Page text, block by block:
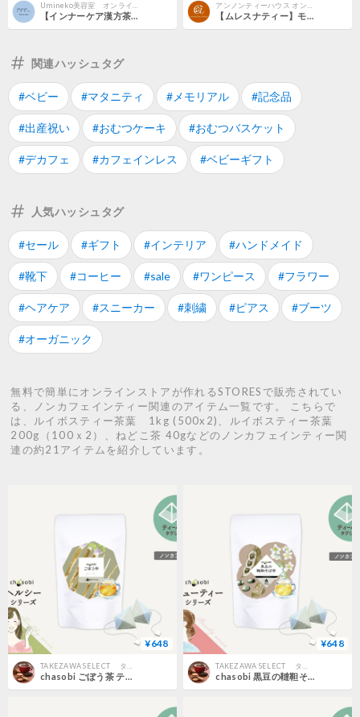
関連ハッシュタグ
#ベビー #マタニティ #メモリアル #記念品
#出産祝い #おむつケーキ #おむつバスケット
#デカフェ #カフェインレス #ベビーギフト
人気ハッシュタグ
#セール #ギフト #インテリア #ハンドメイド
#靴下 #コーヒー #sale #ワンピース #フラワー
#ヘアケア #スニーカー #刺繍 #ピアス #ブーツ
#オーガニック
無料で簡単にオンラインストアが作れるSTORESで販売されてい
る、ノンカフェインティー関連のアイテム一覧です。 こちらで
は、ルイボスティー茶葉 1kg (500x2)、ルイボスティー茶葉
200g（100ｘ2）、ねどこ茶 40gなどのノンカフェインティー関
連の約21アイテムを紹介しています。
¥648
chasobi ごぼう茶 ティーバッグ（3gタグ付き）×6個
¥648
chasobi 黒豆の韃靼そば茶 ティーバッグ （3gタグ付き）×6個